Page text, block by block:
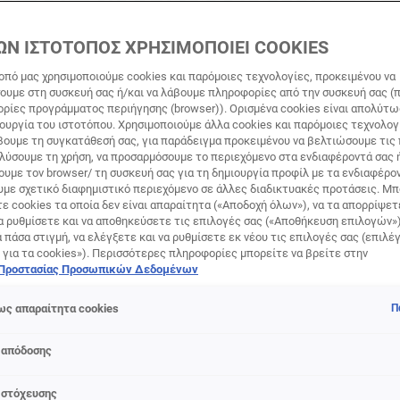
έναν ισχυρό σύμμαχο για την αντιμετώπιση
να απαντήσει η νέα σειρά περιποίησης από τη L'Oréal
Νιασιναμίδη! Η νέα σειρά αποτελείται από τον Ορό
Κηλίδων, που υπόσχεται να απαλύνει όλους τους τύπους
των πανάδων από τον ήλιο και τη γήρανση, την Κρέμα
Σκούρων Kηλίδων, η οποία είναι εμπλουτισμένη με
SPF50+ και την Κρέμα Ημέρας Κατά των Σκούρων
συμπληρώνουν το Gel Καθαρισμού Προσώπου Κατά
Σαλικυλικό Οξύ και το Απολεπιστικό Peeling Προσώπου
τα προϊόντα αποτελούν την ιδανική ρουτίνα
ΙΣΤΟΤΟΠΟΣ ΧΡΗΣΙΜΟΠΟΙΕΙ COOKIES
μας χρησιμοποιούμε cookies και παρόμοιες τεχνολογίες, προκειμένου να
στη συσκευή σας ή/και να λάβουμε πληροφορίες από την συσκευή σας
προγράμματος περιήγησης (browser)). Ορισμένα cookies είναι
του ιστοτόπου. Χρησιμοποιούμε άλλα cookies και παρόμοιες
τη συγκατάθεσή σας, για παράδειγμα προκειμένου να βελτιώσουμε τις
τη χρήση, να προσαρμόσουμε το περιεχόμενο στα ενδιαφέροντά σας
τον browser/ τη συσκευή σας για τη δημιουργία προφίλ με τα
σχετικό διαφημιστικό περιεχόμενο σε άλλες διαδικτυακές προτάσεις.
cookies τα οποία δεν είναι απαραίτητα («Αποδοχή όλων»), να τα
ρυθμίσετε και να αποθηκεύσετε τις επιλογές σας («Αποθήκευση
πάσα στιγμή, να ελέγξετε και να ρυθμίσετε εκ νέου τις επιλογές σας
για τα cookies»). Περισσότερες πληροφορίες μπορείτε να βρείτε στην
Προσωπικών Δεδομένων
απαραίτητα cookies